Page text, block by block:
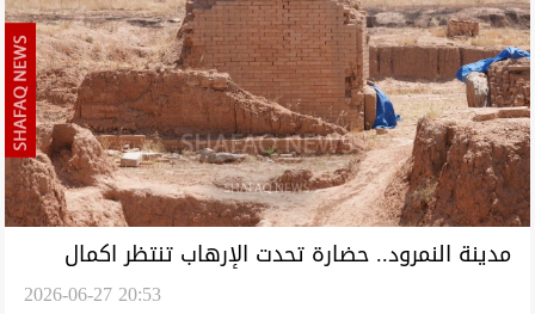
مدينة النمرود.. حضارة تحدت الإرهاب تنتظر اكمال
2026-06-27 20:53